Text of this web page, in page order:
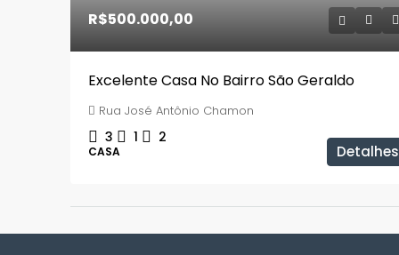
R$500.000,00
Excelente Casa No Bairro São Geraldo
Rua José Antônio Chamon
3 1 2
CASA Detalhes